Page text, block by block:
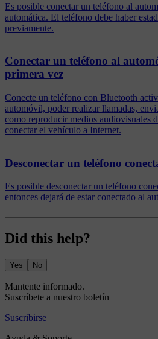
Es posible conectar un teléfono al
automática. El teléfono debe haber
previamente.
Conectar un teléfono al
primera vez
Conecte un teléfono con Bluetooth
automóvil, poder realizar llamadas,
como reproducir medios audiovisuales
conectar el vehículo a Internet.
Desconectar un teléfono
Es posible desconectar un teléfono
entonces dejará de estar conectado al
Did this help?
Yes No